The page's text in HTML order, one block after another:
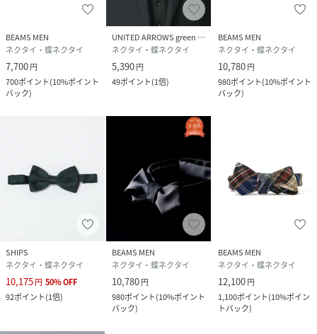
BEAMS MEN
ネクタイ・蝶ネクタイ
7,700円
700ポイント(10%ポイント
バック)
UNITED ARROWS green label relaxing
ネクタイ・蝶ネクタイ
5,390円
49ポイント(1倍)
BEAMS MEN
ネクタイ・蝶ネクタイ
10,780円
980ポイント(10%ポイント
バック)
SHIPS
ネクタイ・蝶ネクタイ
10,175円 50%OFF
92ポイント(1倍)
BEAMS MEN
ネクタイ・蝶ネクタイ
10,780円
980ポイント(10%ポイント
バック)
BEAMS MEN
ネクタイ・蝶ネクタイ
12,100円
1,100ポイント(10%ポイン
トバック)